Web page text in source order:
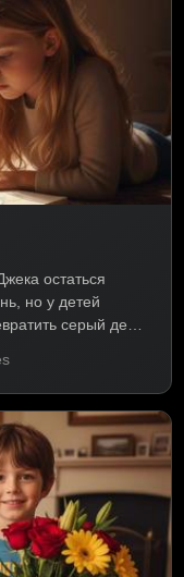
остаться
но у детей
серый день
лексике о погоде,
модальный